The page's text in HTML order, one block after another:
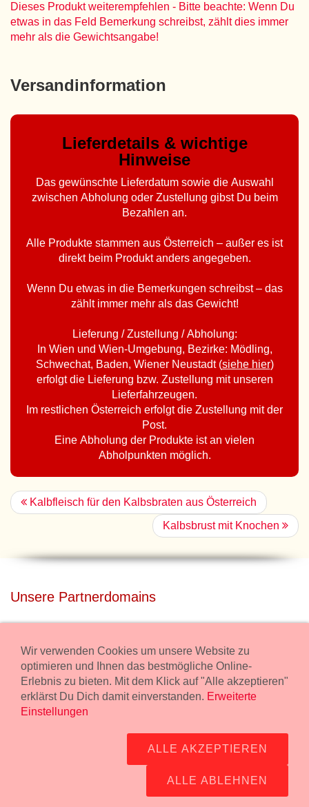
Dieses Produkt weiterempfehlen - Bitte beachte: Wenn Du
etwas in das Feld Bemerkung schreibst, zählt dies immer
mehr als die Gewichtsangabe!
Versandinformation
Lieferdetails & wichtige
Hinweise
Das gewünschte Lieferdatum sowie die Auswahl
zwischen Abholung oder Zustellung gibst Du beim
Bezahlen an.
Alle Produkte stammen aus Österreich – außer es ist
direkt beim Produkt anders angegeben.
Wenn Du etwas in die Bemerkungen schreibst – das
zählt immer mehr als das Gewicht!
Lieferung / Zustellung / Abholung:
In Wien und Wien-Umgebung, Bezirke: Mödling,
Schwechat, Baden, Wiener Neustadt (siehe hier)
erfolgt die Lieferung bzw. Zustellung mit unseren
Lieferfahrzeugen.
Im restlichen Österreich erfolgt die Zustellung mit der
Post.
Eine Abholung der Produkte ist an vielen
Abholpunkten möglich.
Kalbfleisch für den Kalbsbraten aus Österreich
Kalbsbrust mit Knochen
Unsere Partnerdomains
Miete unser Haus bei Wiener Neustadt für Deine Party mit
Übernachtung.
freilaender.at
Wurstmanufaktur Markus Kollecker GmbH,
Wir verwenden Cookies um unsere Website zu
optimieren und Ihnen das bestmögliche Online-
Erlebnis zu bieten. Mit dem Klick auf "Alle akzeptieren"
erklärst Du Dich damit einverstanden. Erweiterte
Einstellungen
ALLE AKZEPTIEREN
ALLE ABLEHNEN